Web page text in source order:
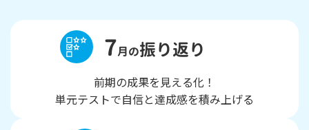
7月の振り返り
前期の成果を見える化！
単元テストで自信と達成感を積み上げる